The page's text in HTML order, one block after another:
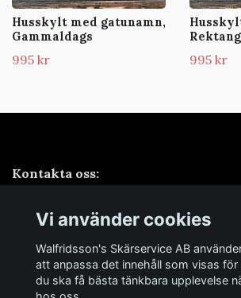
Husskylt med gatunamn,
Gammaldags
995 kr 995 kr
Kontakta oss:
Sociala medier
Samarbeten
Vi använder cookies
Walfridsson's Skärservice AB
att anpassa det innehåll som visas
du ska få bästa tänkbara upplevelse